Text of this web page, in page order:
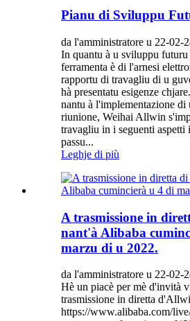
Pianu di Sviluppu
da l'amministratore u 22-02-
In quantu à u sviluppu
ferramenta è di l'arnesi
rapportu di travagliu di u
hà presentatu esigenze
nantu à l'implementazione di
riunione, Weihai Allwin
travagliu in i seguenti aspetti
passu...
Leghje di più
A trasmissione in
nant'à Alibaba
marzu di u 2022.
da l'amministratore u 22-02-
Hè un piacè per mè d'invità
trasmissione in diretta
https://www.alibaba.com/